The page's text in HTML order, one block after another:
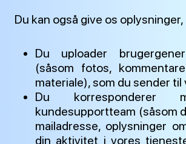
Du kan også give os oplysninger,
Du uploader
(såsom fotos,
materiale), som du sender til
Du korresponderer
kundesupportteam (såsom
mailadresse, oplysninger
din aktivitet i vores